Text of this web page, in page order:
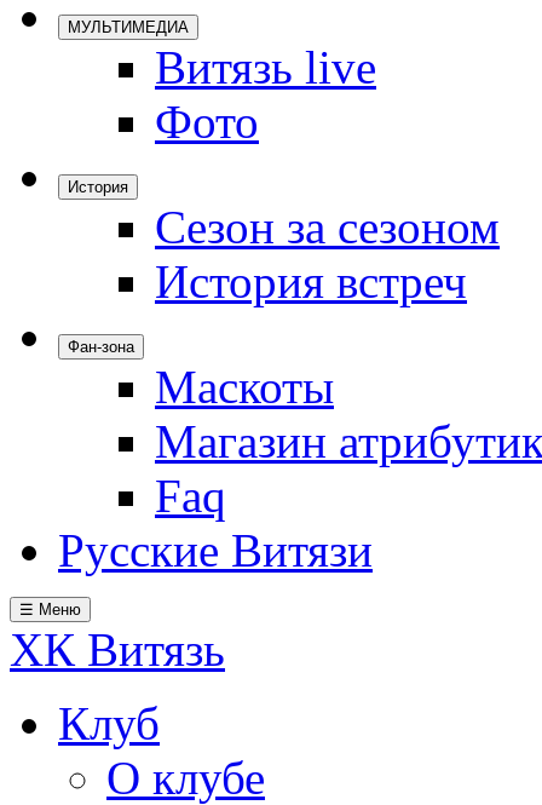
МУЛЬТИМЕДИА
Витязь live
Фото
История
Сезон за сезоном
История встреч
Фан-зона
Маскоты
Магазин
Faq
Русские Витязи
☰ Меню
ХК Витязь
Клуб
О клубе